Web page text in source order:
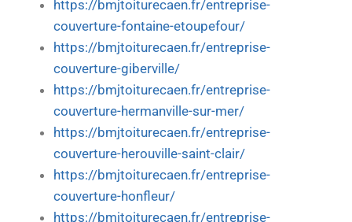
https://bmjtoiturecaen.fr/entreprise-
couverture-fontaine-etoupefour/
https://bmjtoiturecaen.fr/entreprise-
couverture-giberville/
https://bmjtoiturecaen.fr/entreprise-
couverture-hermanville-sur-mer/
https://bmjtoiturecaen.fr/entreprise-
couverture-herouville-saint-clair/
https://bmjtoiturecaen.fr/entreprise-
couverture-honfleur/
https://bmjtoiturecaen.fr/entreprise-